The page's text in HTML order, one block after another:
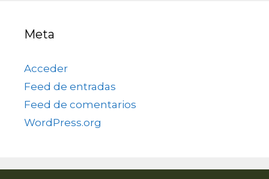
Meta
Acceder
Feed de entradas
Feed de comentarios
WordPress.org